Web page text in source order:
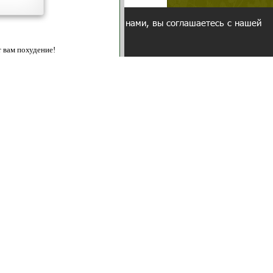
cookies. Оставаясь с нами, вы соглашаетесь с нашей